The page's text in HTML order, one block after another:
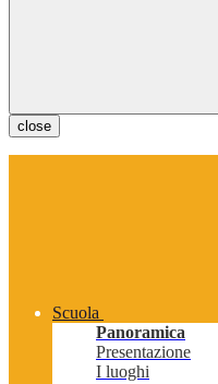
close
Scuola
Panoramica
Presentazione
I luoghi